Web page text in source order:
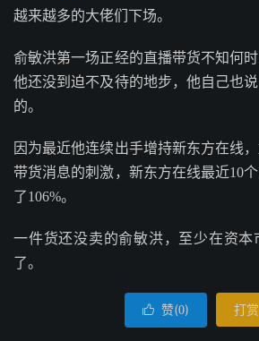
越来越多的大佬们下场。
俞敏洪第一场正经的直播带货不知何时
他还没到迫不及待的地步，他自己也
的。
因为最近他连续出手增持新东方在线
带货消息的刺激，新东方在线最近10
了106%。
一件货还没卖的俞敏洪，至少在资本
了。
 赞(0) 打赏